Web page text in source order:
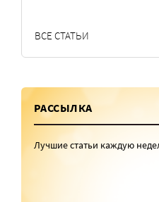
ВСЕ СТАТЬИ
РАССЫЛКА
Лучшие статьи каждую